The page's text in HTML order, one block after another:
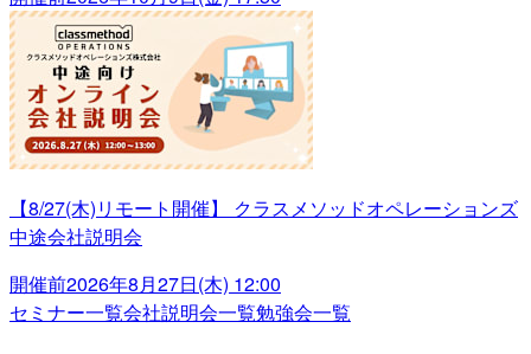
【8/27(木)リモート開催】 クラスメソッドオペレーションズ
中途会社説明会
開催前2026年8月27日(木) 12:00
セミナー一覧会社説明会一覧勉強会一覧